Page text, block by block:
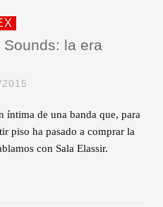
la era
íntima de una banda que, para
piso ha pasado a comprar la
con Sala Elassir.